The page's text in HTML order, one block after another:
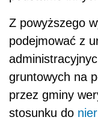
Z powyższego
podejmować z
gruntowych na
przez gminy
stosunku do